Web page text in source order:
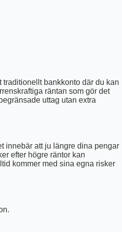
bankkonto där du kan
räntan som gör det
uttag utan extra
innebär att ju längre dina pengar
efter högre räntor kan
kommer med sina egna risker